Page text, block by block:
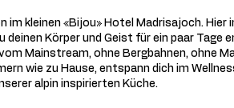
im kleinen «Bijou» Hotel Madrisajoch.
deinen Körper und Geist für ein paar
Mainstream, ohne Bergbahnen, ohne
wie zu Hause, entspann dich im
alpin inspirierten Küche.